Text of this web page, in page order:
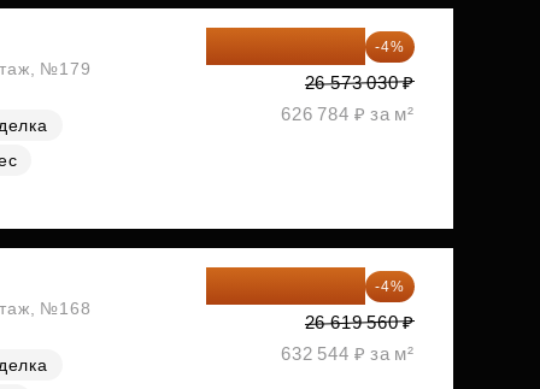
№179
25 510 109 ₽ -4%
26 573 030 ₽
626 784 ₽ за м²
№168
25 554 778 ₽ -4%
26 619 560 ₽
632 544 ₽ за м²